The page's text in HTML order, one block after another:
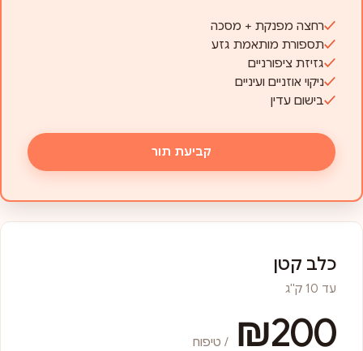
כלב קטן
עד 10 ק"ג
₪200 / טיפוח
רחצה מפנקת + מסכה
תספורת מותאמת גזע
גזיזת ציפורניים
ניקוי אוזניים ועיניים
בישום עדין
קביעת תור